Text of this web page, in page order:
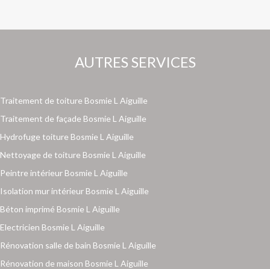
AUTRES SERVICES
Traitement de toiture Bosmie L Aiguille
Traitement de façade Bosmie L Aiguille
Hydrofuge toiture Bosmie L Aiguille
Nettoyage de toiture Bosmie L Aiguille
Peintre intérieur Bosmie L Aiguille
Isolation mur intérieur Bosmie L Aiguille
Béton imprimé Bosmie L Aiguille
Electricien Bosmie L Aiguille
Rénovation salle de bain Bosmie L Aiguille
Rénovation de maison Bosmie L Aiguille